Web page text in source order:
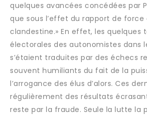
quelques avancées concédées par
que sous l’effet du rapport de
clandestine.» En effet, les quelques
électorales des autonomistes dans
s’étaient traduites par des échecs
souvent humiliants du fait de la
l’arrogance des élus d’alors. Ces
régulièrement des résultats
reste par la fraude. Seule la lutte la